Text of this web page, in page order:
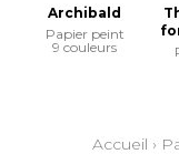
Archibald
Papier peint
9 couleurs
Accueil ›